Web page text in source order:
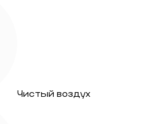
Чистый воздух